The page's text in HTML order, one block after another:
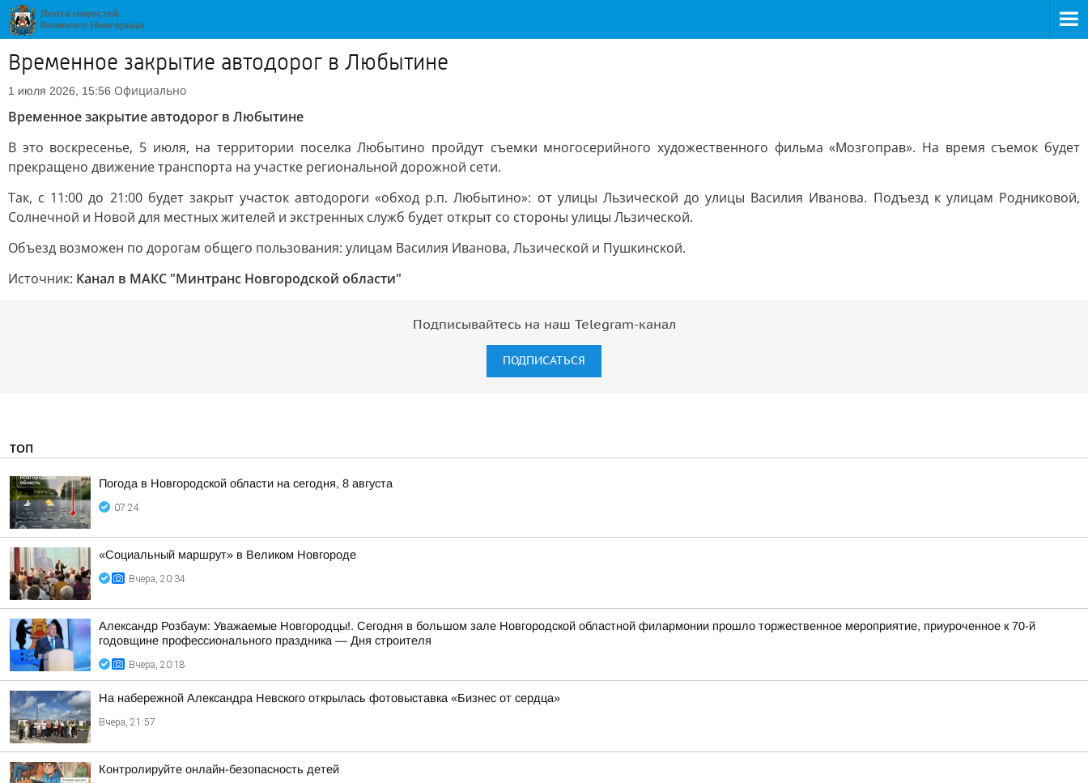
Временное закрытие автодорог в Любытине
1 июля 2026, 15:56 Официально
Временное закрытие автодорог в Любытине
В это воскресенье, 5 июля, на территории поселка Любытино пройдут съемки многосерийного художественного фильма «Мозгоправ». На время съемок будет
прекращено движение транспорта на участке региональной дорожной сети.
Так, с 11:00 до 21:00 будет закрыт участок автодороги «обход р.п. Любытино»: от улицы Льзической до улицы Василия Иванова. Подъезд к улицам Родниковой,
Солнечной и Новой для местных жителей и экстренных служб будет открыт со стороны улицы Льзической.
Объезд возможен по дорогам общего пользования: улицам Василия Иванова, Льзической и Пушкинской.
Источник: Канал в МАКС "Минтранс Новгородской области"
Подписывайтесь на наш Telegram-канал
ПОДПИСАТЬСЯ
ТОП
Погода в Новгородской области на сегодня, 8 августа
07:24
«Социальный маршрут» в Великом Новгороде
Вчера, 20:34
Александр Розбаум: Уважаемые Новгородцы!. Сегодня в большом зале Новгородской областной филармонии прошло торжественное мероприятие, приуроченное к 70-й
годовщине профессионального праздника — Дня строителя
Вчера, 20:18
На набережной Александра Невского открылась фотовыставка «Бизнес от сердца»
Вчера, 21:57
Контролируйте онлайн-безопасность детей